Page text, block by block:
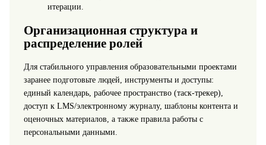
итерации.
Организационная структура и
распределение ролей
Для стабильного управления образовательными проектами
заранее подготовьте людей, инструменты и доступы:
единый календарь, рабочее пространство (таск-трекер),
доступ к LMS/электронному журналу, шаблоны контента и
оценочных материалов, а также правила работы с
персональными данными.